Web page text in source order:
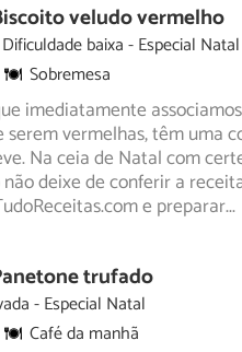
veludo vermelho
Dificuldade baixa Especial Natal
Sobremesa
imediatamente
serem vermelhas, têm uma
Na ceia de Natal com
não deixe de conferir a
e preparar...
trufado
Especial Natal
Café da manhã